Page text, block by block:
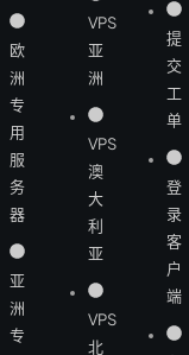
欧
洲
专
用
服
务
器
亚
洲
专
VPS
亚
洲
VPS
澳
大
利
亚
VPS
北
提
交
工
单
登
录
客
户
端